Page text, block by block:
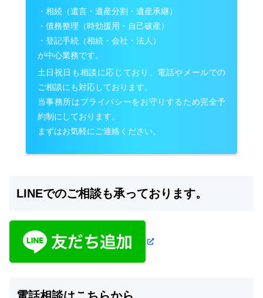
・相続（遺言・遺産分割・遺産承継）
・債務整理（時効援用・自己破産）
・登記手続（相続・会社・法人）
が中心業務です。
土日祝日も相談に応じており、電話やメールでの
ご相談にも対応しております。
当事務所はプライバシーをお守りするため完全予
約制にしております。
まずはお気軽にご連絡ください。
LINEでのご相談も承っております。
電話相談はこちらから